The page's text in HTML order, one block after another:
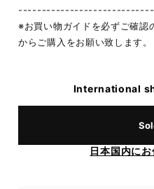
※お買い物ガイドを必ずご確認
からご購入をお願い致します。
International
日本国内に